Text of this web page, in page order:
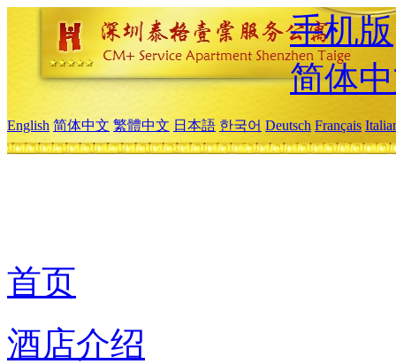
手机版
简体
English 简体中文 繁體中文 日本語 한국어 Deutsch Français
首页
酒店介绍